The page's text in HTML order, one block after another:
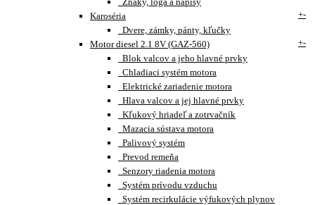
Karoséria
+-
Dvere, zámky, pánty, kľučky
Motor diesel 2.1 8V (GAZ-560)
+-
Blok valcov a jeho hlavné prvky
Chladiaci systém motora
Elektrické zariadenie motora
Hlava valcov a jej hlavné prvky
Kľukový hriadeľ a zotrvačník
Mazacia sústava motora
Palivový systém
Prevod remeňa
Senzory riadenia motora
Systém prívodu vzduchu
Systém recirkulácie výfukových plynov